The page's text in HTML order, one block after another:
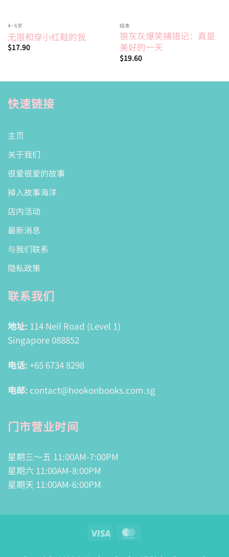
4~6岁
无限和穿小红鞋的我
$17.90
绘本
狼灰灰爆笑捕猎记：真是
美好的一天
$19.60
快速链接
主页
关于我们
很爱很爱的故事
掉入故事海洋
店内活动
最新消息
与我们联系
隐私政策
联系我们
地址: 114 Neil Road (Level 1)
Singapore 088852
电话: +65 6734 8298
电邮: contact@hookonbooks.com.sg
门市营业时间
星期三～五 11:00AM-7:00PM
星期六 11:00AM-8:00PM
星期天 11:00AM-6:00PM
Visa